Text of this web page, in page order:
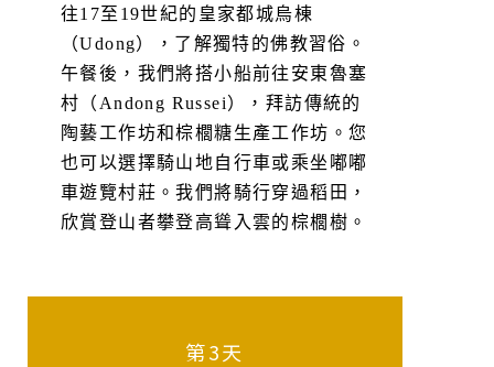
往17至19世紀的皇家都城烏棟
（Udong），了解獨特的佛教習俗。
午餐後，我們將搭小船前往安東魯塞
村（Andong Russei），拜訪傳統的
陶藝工作坊和棕櫚糖生產工作坊。您
也可以選擇騎山地自行車或乘坐嘟嘟
車​​遊覽村莊。我們將騎行穿過稻田，
欣賞登山者攀登高聳入雲的棕櫚樹。
第3天